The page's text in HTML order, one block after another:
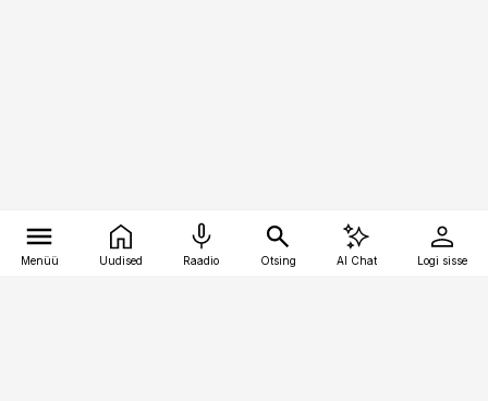
Menüü Uudised Raadio Otsing AI Chat Logi sisse